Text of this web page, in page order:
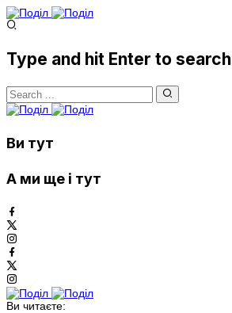
Type and hit Enter to search
Ви тут
А ми ще і тут
Ви читаєте: